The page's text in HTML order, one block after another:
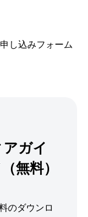
し込みフォーム
ガイ
無料）
のダウンロ